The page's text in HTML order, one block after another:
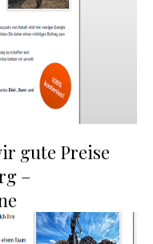
gute Preise
–